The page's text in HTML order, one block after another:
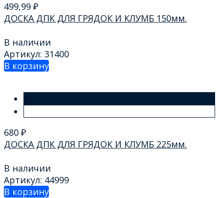
499,99 ₽
ДОСКА ДПК ДЛЯ ГРЯДОК И КЛУМБ 150мм.
В наличии
Артикул: 31400
В корзину
680 ₽
ДОСКА ДПК ДЛЯ ГРЯДОК И КЛУМБ 225мм.
В наличии
Артикул: 44999
В корзину